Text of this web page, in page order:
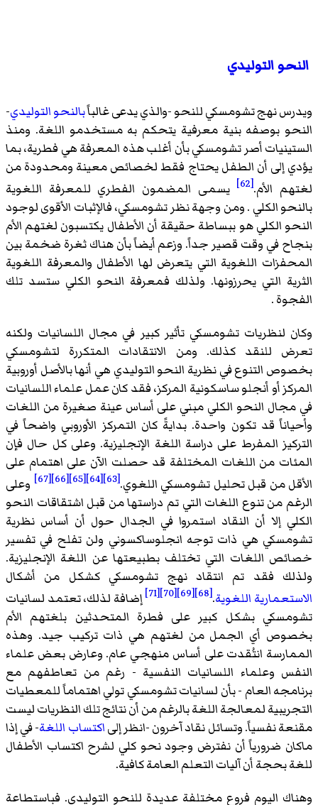
النحو التوليدي
ويدرس نهج تشومسكي للنحو -والذي يدعى غالباًبالنحو التوليدي-
النحو بوصفه بنية معرفية يتحكم به مستخدمو اللغة. ومنذ
الستينيات أصر تشومسكي بأن أغلب هذه المعرفة هي فطرية، بما
يؤدي إلى أن الطفل يحتاج فقط لخصائص معينة ومحدودة من
لغتهم الأم.[62]
يسمى المضمون الفطري للمعرفة اللغوية
بالنحو الكلي . ومن وجهة نظر تشومسكي، فالإثبات الأقوى لوجود
النحو الكلي هو ببساطة حقيقة أن الأطفال يكتسبون لغتهم الأم
بنجاح في وقت قصير جداً. وزعم أيضاً بأن هناك ثغرة ضخمة بين
المحفزات اللغوية التي يتعرض لها الأطفال والمعرفة اللغوية
الثرية التي يحرزونها. ولذلك فمعرفة النحو الكلي ستسد تلك
الفجوة .
وكان لنظريات تشومسكي تأثير كبير في مجال اللسانيات ولكنه
تعرض للنقد كذلك. ومن الانتقادات المتكررة لتشومسكي
بخصوص التنوع في نظرية النحو التوليدي هي أنها بالأصل أوروبية
المركز أو أنجلو ساسكونية المركز، فقد كان عمل علماء اللسانيات
في مجال النحو الكلي مبني على أساس عينة صغيرة من اللغات
وأحياناً قد تكون واحدة. بدايةً كان التمركز الأوروبي واضحاً في
التركيز المفرط على دراسة اللغة الإنجليزية. وعلى كل حال فإن
المئات من اللغات المختلفة قد حصلت الآن على اهتمام على
الأقل من قبل تحليل تشومسكي اللغوي.[63]
[64]
[65]
[66]
[67]
وعلى
الرغم من تنوع اللغات التي تم دراستها من قبل اشتقاقات النحو
الكلي إلا أن النقاد استمروا في الجدال حول أن أساس نظرية
تشومسكي هي ذات توجه انجلوساكسوني ولن تفلح في تفسير
خصائص اللغات التي تختلف بطبيعتها عن اللغة الإنجليزية.
ولذلك فقد تم انتقاد نهج تشومسكي كشكل من أشكال
الاستعمارية اللغوية.
[68]
[69]
[70]
[71]
إضافة لذلك، تعتمد لسانيات
تشومسكي بشكل كبير على فطرة المتحدثين بلغتهم الأم
بخصوص أي الجمل من لغتهم هي ذات تركيب جيد. وهذه
الممارسة انتُقدت على أساس منهجي عام. وعارض بعض علماء
النفس وعلماء اللسانيات النفسية - رغم من تعاطفهم مع
برنامجه العام - بأن لسانيات تشومسكي تولي اهتماماً للمعطيات
التجريبية لمعالجة اللغة بالرغم من أن نتائج تلك النظريات ليست
مقنعة نفسياً. وتسائل نقاد آخرون -انظر إلىاكتساب اللغة- في إذا
ماكان ضرورياً أن نفترض وجود نحو كلي لشرح اكتساب الأطفال
للغة بحجة أن آليات التعلم العامة كافية.
وهناك اليوم فروع مختلفة عديدة للنحو التوليدي. فباستطاعة